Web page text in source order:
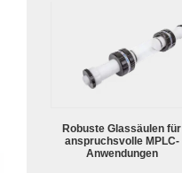
Robuste Glassäulen für
anspruchsvolle MPLC-
Anwendungen